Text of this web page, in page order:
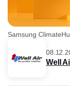
Samsung
Well